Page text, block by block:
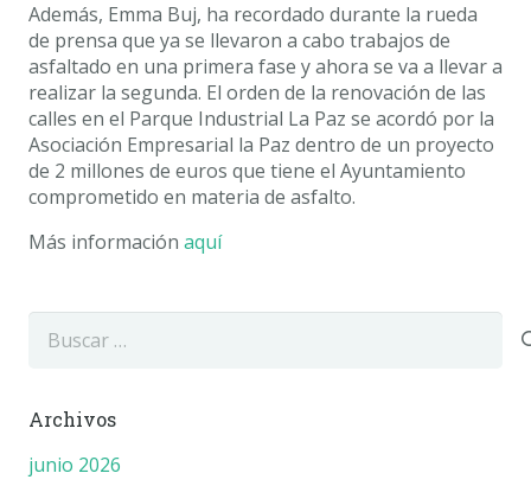
Además, Emma Buj, ha recordado durante la rueda
de prensa que ya se llevaron a cabo trabajos de
asfaltado en una primera fase y ahora se va a llevar a
realizar la segunda. El orden de la renovación de las
calles en el Parque Industrial La Paz se acordó por la
Asociación Empresarial la Paz dentro de un proyecto
de 2 millones de euros que tiene el Ayuntamiento
comprometido en materia de asfalto.
Más información aquí
Archivos
junio 2026